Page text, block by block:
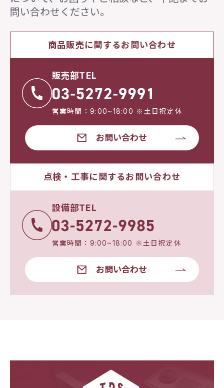
問い合わせください。
商品販売に関するお問い合わせ
販売部TEL
営業時間：9:00~18:00 ※土日祝定休
お問い合わせ
点検・工事に関するお問い合わせ
設備部TEL
営業時間：9:00~18:00 ※土日祝定休
お問い合わせ